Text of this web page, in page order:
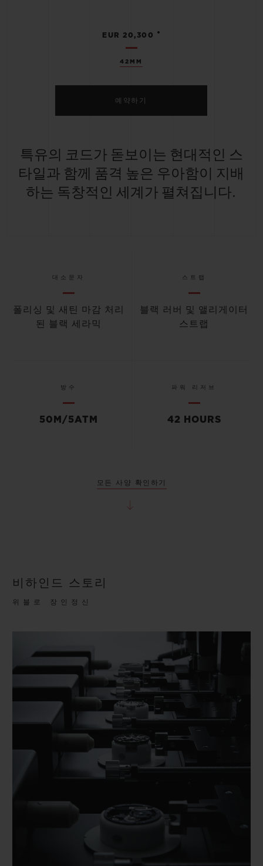
42MM
EUR 20,300 •
예약하기
특유의 코드가 돋보이는 현대적인 스
타일과 함께 품격 높은 우아함이 지배
하는 독창적인 세계가 펼쳐집니다.
대소문자
폴리싱 및 새틴 마감 처리
된 블랙 세라믹
스트랩
블랙 러버 및 앨리게이터
스트랩
방수
50M/5ATM
파워 리저브
42 HOURS
모든 사양 확인하기
비하인드 스토리
위블로 장인정신